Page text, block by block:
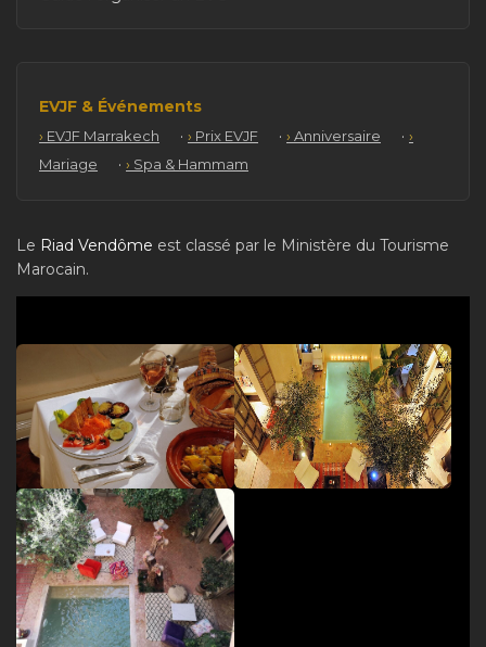
EVJF & Événements
EVJF Marrakech · Prix EVJF · Anniversaire ·
Mariage · Spa & Hammam
Le Riad Vendôme est classé par le Ministère du Tourisme
Marocain.